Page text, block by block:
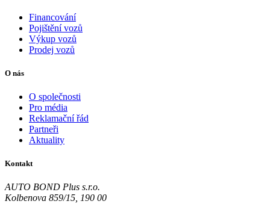
Financování
Pojištění vozů
Výkup vozů
Prodej vozů
O nás
O společnosti
Pro média
Reklamační řád
Partneři
Aktuality
Kontakt
AUTO BOND Plus s.r.o.
Kolbenova 859/15, 190 00